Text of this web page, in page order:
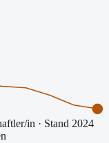
in · Stand 2024